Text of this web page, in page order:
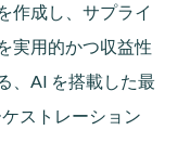
作成し、サプライ
実用的かつ収益性
、AI を搭載した最
ストレーション